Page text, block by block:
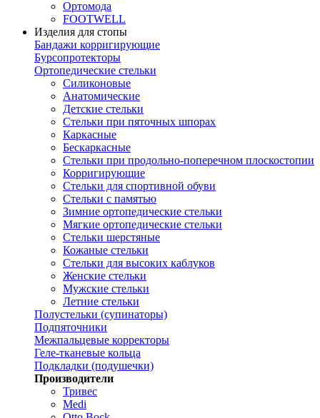
Ортомода
FOOTWELL
Изделия для стопы
Бандажи корригирующие
Бурсопротекторы
Ортопедические стельки
Силиконовые
Анатомические
Детские стельки
Стельки при пяточных шпорах
Каркасные
Бескаркасные
Стельки при продольно-поперечном плоскостопии
Корригирующие
Стельки для спортивной обуви
Стельки с памятью
Зимние ортопедические стельки
Мягкие ортопедические стельки
Стельки шерстяные
Кожаные стельки
Стельки для высоких каблуков
Женские стельки
Мужские стельки
Летние стельки
Полустельки (супинаторы)
Подпяточники
Межпальцевые корректоры
Геле-тканевые кольца
Подкладки (подушечки)
Производители
Тривес
Medi